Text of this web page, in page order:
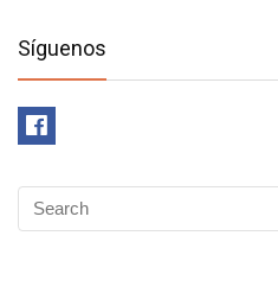
Síguenos